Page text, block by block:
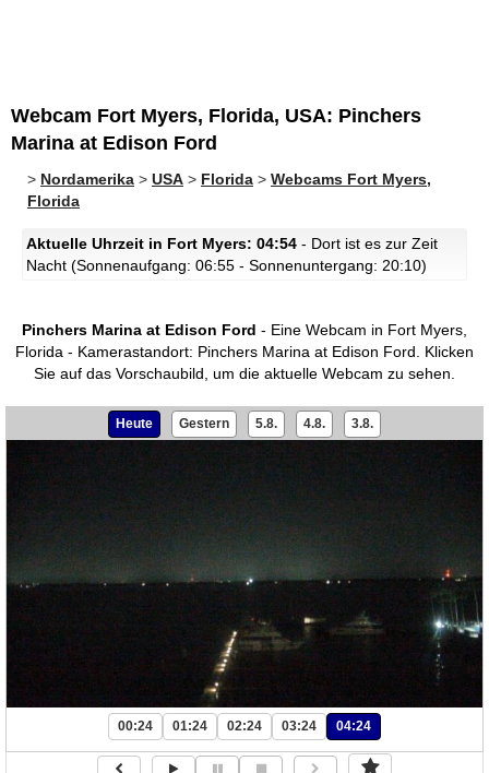
Webcam Fort Myers, Florida, USA: Pinchers
Marina at Edison Ford
> Nordamerika > USA > Florida > Webcams Fort Myers,
Florida
Aktuelle Uhrzeit in Fort Myers: 04:54 - Dort ist es zur Zeit
Nacht (Sonnenaufgang: 06:55 - Sonnenuntergang: 20:10)
Pinchers Marina at Edison Ford - Eine Webcam in Fort Myers,
Florida - Kamerastandort: Pinchers Marina at Edison Ford.
Klicken
Sie auf das Vorschaubild, um die aktuelle Webcam zu sehen.
Heute Gestern 5.8. 4.8. 3.8.
00:24 01:24 02:24 03:24 04:24